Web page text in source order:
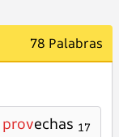
78 Palabras
provechas 17